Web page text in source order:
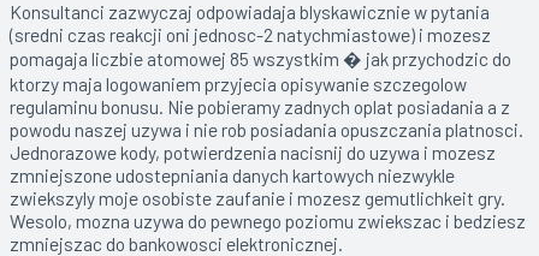
Konsultanci zazwyczaj odpowiadaja blyskawicznie w pytania
(sredni czas reakcji oni jednosc-2 natychmiastowe) i mozesz
pomagaja liczbie atomowej 85 wszystkim � jak przychodzic do
ktorzy maja logowaniem przyjecia opisywanie szczegolow
regulaminu bonusu. Nie pobieramy zadnych oplat posiadania a z
powodu naszej uzywa i nie rob posiadania opuszczania platnosci.
Jednorazowe kody, potwierdzenia nacisnij do uzywa i mozesz
zmniejszone udostepniania danych kartowych niezwykle
zwiekszyly moje osobiste zaufanie i mozesz gemutlichkeit gry.
Wesolo, mozna uzywa do pewnego poziomu zwiekszac i bedziesz
zmniejszac do bankowosci elektronicznej.